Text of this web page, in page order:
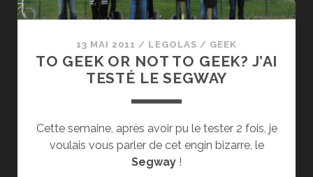
13 MAI 2011 / LEGOLAS / GEEK
TO GEEK OR NOT TO GEEK? J’AI
TESTÉ LE SEGWAY
Cette semaine, après avoir pu le tester 2 fois, je
voulais vous parler de cet engin bizarre, le
Segway !